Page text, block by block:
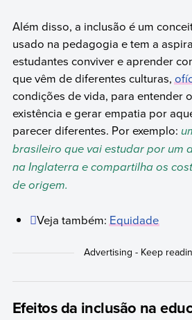
Além disso, a inclusão é um
usado na pedagogia e tem a
estudantes conviver e aprender
que vêm de diferentes culturas,
condições de vida, para entender
existência e gerar empatia por
parecer diferentes. Por exemplo:
brasileiro que vai estudar por um
na Inglaterra e compartilha os
de origem.
Veja também:Equidade
Efeitos da inclusão na